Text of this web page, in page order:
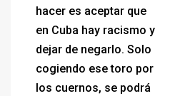
hacer es aceptar que
en Cuba hay racismo y
dejar de negarlo. Solo
cogiendo ese toro por
los cuernos, se podrá